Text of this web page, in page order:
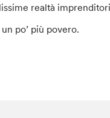
realtà
po’ più povero.